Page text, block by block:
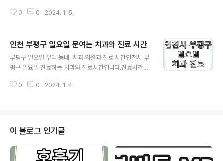
습니다.방문하시기 전에 반드시 유선전화로 확인 후에 방
협)일요일 진료 10:00~14:00 스마일 365 치과의원 03
2-285-2828 인천광역시 서구 검단로 485, 2,3층 (마
전동)일요일 진료 09:30~14:00 지오웰 치과 의원 032-
동)일요일 진료 10:00~17:00 모드니 치과의원 032-56
0 0 2024. 1. 5.
인천 부평구 일요일 문여는 치과와 진료 시간
부평구 일요일 우리 동네 치과 의원과 진료 시간인천시 부
평구 일요일 진료하는 치과와 진료시간입니다.진료시간은
다.방문하시기 전에 반드시 유선전화로 확인 후에 방문 하
천광역시 부평구 경원대로 1246, 2층 (산곡동, 동심빌딩)
일요일 진료 09:00~14:00 연세 디앤유 치과의원 032-
274-2875 인천광역시 부평구 경원대로 1395, 부평일
번가 2층 203일부, 204, 205, 206호 (부평동) 일요
0 0 2024. 1. 4.
이 블로그 인기글